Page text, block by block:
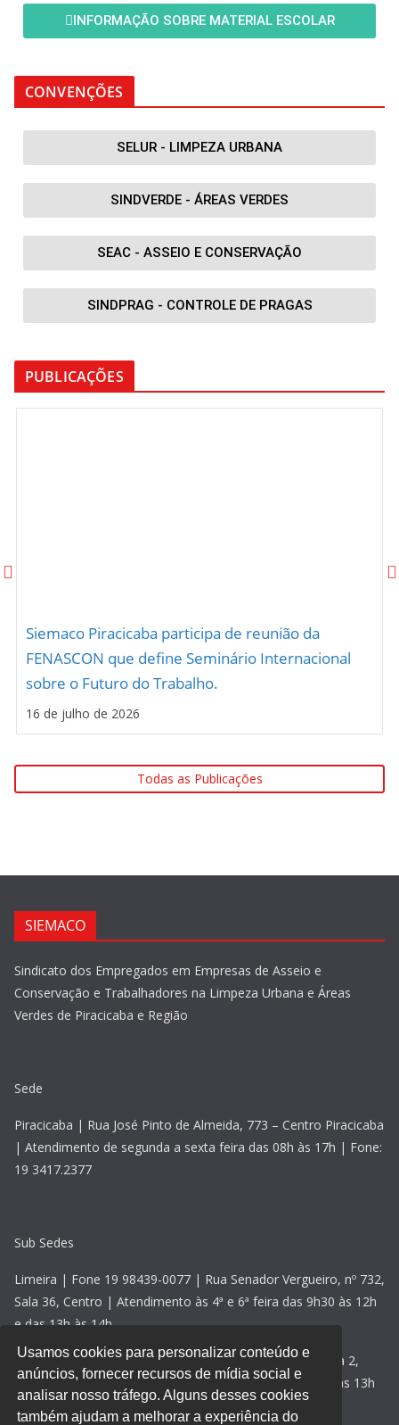
INFORMAÇÃO SOBRE MATERIAL ESCOLAR
CONVENÇÕES
SELUR - LIMPEZA URBANA
SINDVERDE - ÁREAS VERDES
SEAC - ASSEIO E CONSERVAÇÃO
SINDPRAG - CONTROLE DE PRAGAS
PUBLICAÇÕES
Siemaco Piracicaba participa de reunião da
FENASCON que define Seminário Internacional
sobre o Futuro do Trabalho.
16 de julho de 2026
Todas as Publicações
SIEMACO
Sindicato dos Empregados em Empresas de Asseio e
Conservação e Trabalhadores na Limpeza Urbana e Áreas
Verdes de Piracicaba e Região
Sede
Piracicaba | Rua José Pinto de Almeida, 773 – Centro Piracicaba
| Atendimento de segunda a sexta feira das 08h às 17h | Fone:
19 3417.2377
Sub Sedes
Limeira | Fone 19 98439-0077 | Rua Senador Vergueiro, nº 732,
Sala 36, Centro | Atendimento às 4ª e 6ª feira das 9h30 às 12h
e das 13h às 14h
Rio Claro | Fone 19 98439-0077 | Avenida 2, nº 118, sala 2,
Centro | Atendimento às 5ª feiras das 09h30 às 12h e das 13h
às 14h30
Usamos cookies para personalizar conteúdo e
anúncios, fornecer recursos de mídia social e
analisar nosso tráfego. Alguns desses cookies
também ajudam a melhorar a experiência do